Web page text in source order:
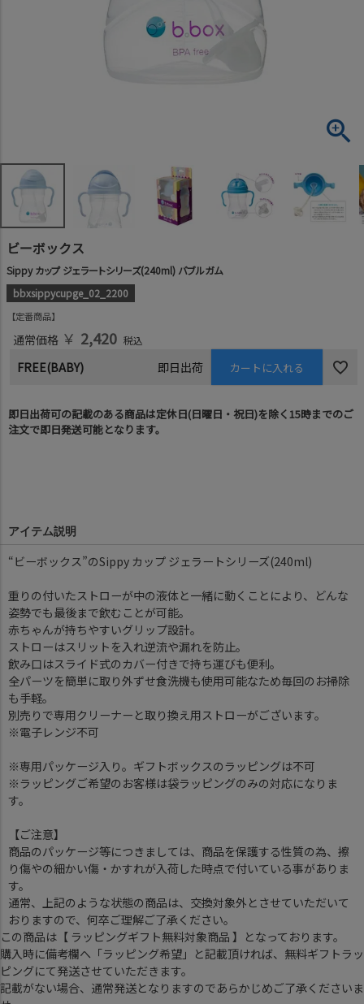
ビーボックス
Sippy カップ ジェラートシリーズ(240ml) バブルガム
bbxsippycupge_02_2200
定番商品
通常価格 ￥ 2,420 税込
FREE(BABY) 即日出荷 カートに入れる
即日出荷可の記載のある商品は定休日(日曜日・祝日)を除く15時までのご
注文で即日発送可能となります。
アイテム説明
“ビーボックス”のSippy カップ ジェラートシリーズ(240ml)
重りの付いたストローが中の液体と一緒に動くことにより、どんな
姿勢でも最後まで飲むことが可能。
赤ちゃんが持ちやすいグリップ設計。
ストローはスリットを入れ逆流や漏れを防止。
飲み口はスライド式のカバー付きで持ち運びも便利。
全パーツを簡単に取り外ずせ食洗機も使用可能なため毎回のお掃除
も手軽。
別売りで専用クリーナーと取り換え用ストローがございます。
※電子レンジ不可
※専用パッケージ入り。ギフトボックスのラッピングは不可
※ラッピングご希望のお客様は袋ラッピングのみの対応になりま
す。
【ご注意】
商品のパッケージ等につきましては、商品を保護する性質の為、擦
り傷やの細かい傷・かすれが入荷した時点で付いている事がありま
す。
通常、上記のような状態の商品は、交換対象外とさせていただいて
おりますので、何卒ご理解ご了承ください。
この商品は【 ラッピングギフト無料対象商品 】となっております。
購入時に備考欄へ「ラッピング希望」と記載頂ければ、無料ギフトラッ
ピングにて発送させていただきます。
記載がない場合、通常発送となりますのであらかじめご了承くださいま